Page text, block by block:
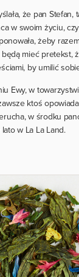
że pan Stefan,
w swoim życiu,
żeby
mieć pretekst,
by umilić
Ewy, w
ktoś
w środku
w La La Land.